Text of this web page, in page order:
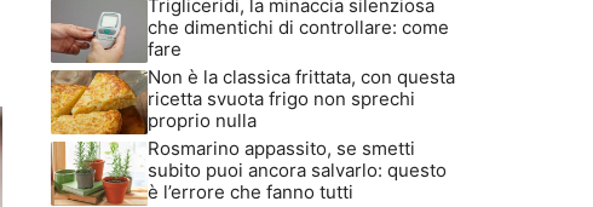
Trigliceridi, la minaccia silenziosa
che dimentichi di controllare: come
fare
Non è la classica frittata, con questa
ricetta svuota frigo non sprechi
proprio nulla
Rosmarino appassito, se smetti
subito puoi ancora salvarlo: questo
è l’errore che fanno tutti